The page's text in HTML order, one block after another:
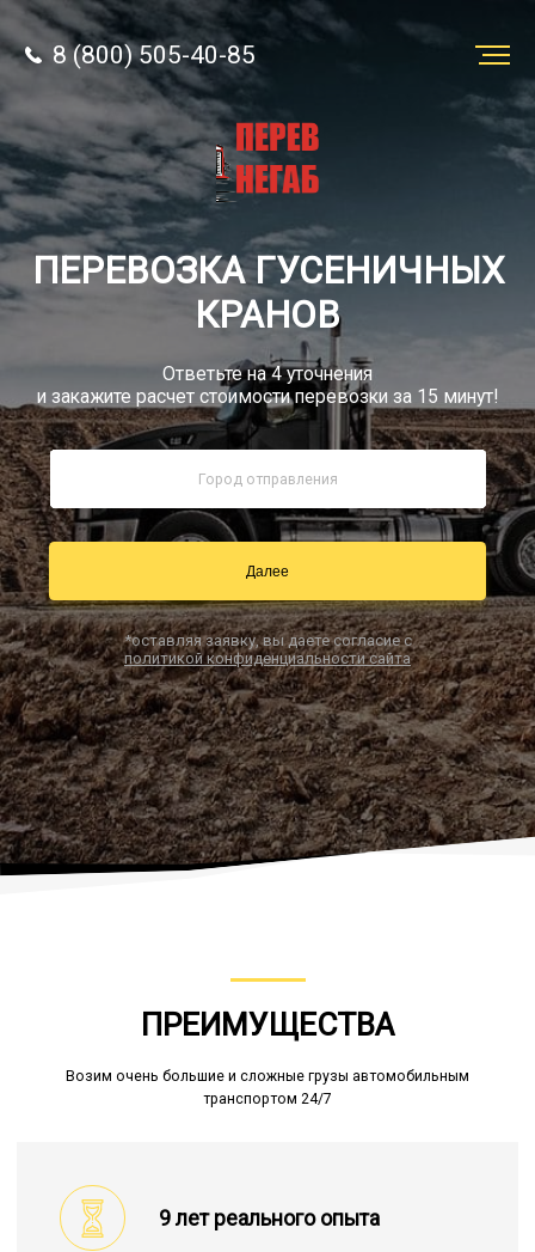
8 (800) 505-40-85
Звонок по РФ бесплатно
sale@simtruck-negabarit.ru
Заказать звонок
Заказать
перевозку
Грузы
8 (800) 505-40-85
ПЕРЕВОЗКА ГУСЕНИЧНЫХ
КРАНОВ
Ответьте на 4 уточнения
и закажите расчет стоимости перевозки за 15 минут!
Далее
*оставляя заявку, вы даете согласие с
политикой конфиденциальности сайта
ПРЕИМУЩЕСТВА
Возим очень большие и сложные грузы автомобильным
транспортом 24/7
9 лет реального опыта